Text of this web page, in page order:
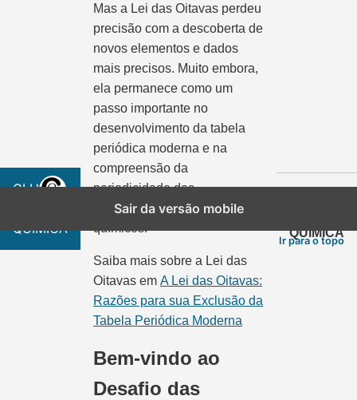
CLUBE
QUÍMICA
Mas a Lei das Oitavas perdeu
precisão com a descoberta de
novos elementos e dados
mais precisos. Muito embora,
ela permanece como um
passo importante no
desenvolvimento da tabela
periódica moderna e na
compreensão da
periodicidade das
propriedades dos elementos
químicos.
Saiba mais sobre a Lei das
Oitavas em A Lei das Oitavas:
Razões para sua Exclusão da
Tabela Periódica Moderna
Bem-vindo ao
Desafio das
QUÍMICA
Ir para o topo
Sair da versão mobile